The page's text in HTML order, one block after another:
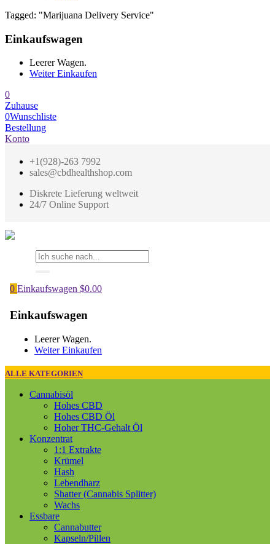
Tagged: "Marijuana Delivery Service"
Einkaufswagen
Leerer Wagen.
Weiter Einkaufen
0
Zuhause
0Wunschliste
Bestellung
Konto
+1(928)-263 7992
sales@cbdhealthshop.com
Diskrete Lieferung weltweit
24/7 Online Support
0 Einkaufswagen $0.00
Einkaufswagen
Leerer Wagen.
Weiter Einkaufen
ALLE KATEGORIEN
Cannabisöl
Hohes CBD
Hohes CBD Öl
Hoher THC-Gehalt Öl
Konzentrat
1:1 Extrakte
Krümel
Hash
Lebendharz
Shatter (Cannabis Splitter)
Wachs
Essbare
Cannabutter
Kapseln/Pillen